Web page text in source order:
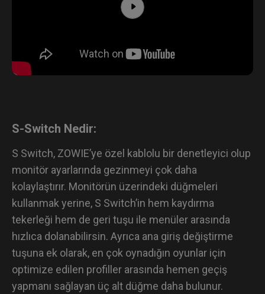
S-Switch Nedir:
S Switch, ZOWIE’ye özel kablolu bir denetleyici olup
monitör ayarlarında gezinmeyi çok daha
kolaylaştırır. Monitörün üzerindeki düğmeleri
kullanmak yerine, S Switch’in hem kaydırma
tekerleği hem de geri tuşu ile menüler arasında
hızlıca dolanabilirsin. Ayrıca ana giriş değiştirme
tuşuna ek olarak, en çok oynadığın oyunlar için
optimize edilen profiller arasında hemen geçiş
yapmanı sağlayan üç alt düğme daha bulunur.